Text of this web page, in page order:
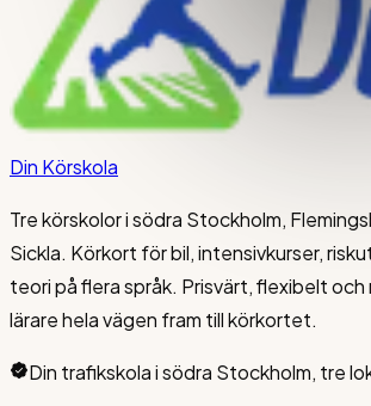
Din Körskola
Tre körskolor i södra Stockholm,
Sickla. Körkort för bil, intensivkurser,
teori på flera språk. Prisvärt, flexibelt och
lärare hela vägen fram till körkortet.
Din trafikskola i södra Stockholm, tre